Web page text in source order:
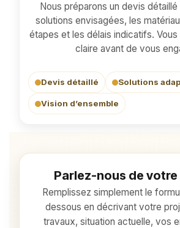
Nous préparons un devis
solutions envisagées, les
étapes et les délais indicatifs.
claire avant de vous
Devis détaillé Solutions
Vision d’ensemble
Parlez-nous de votre
Remplissez simplement le
dessous en décrivant votre
travaux, situation actuelle, vos